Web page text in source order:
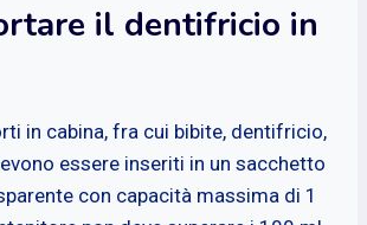
il dentifricio in
in cabina, fra cui bibite, dentifricio,
essere inseriti in un sacchetto
con capacità massima di 1